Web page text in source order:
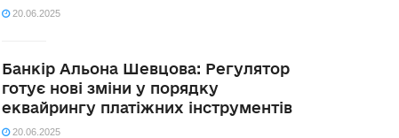
20.06.2025
Банкір Альона Шевцова: Регулятор
готує нові зміни у порядку
еквайрингу платіжних інструментів
20.06.2025